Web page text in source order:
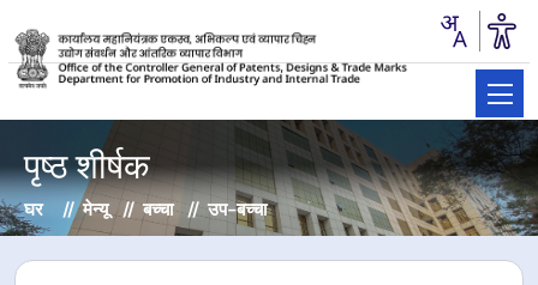
पृष्ठ शीर्षक
घर मेन्यू बच्चा उप-बच्चा